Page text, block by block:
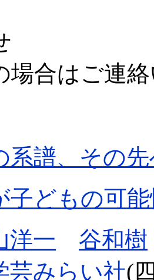
場合はご連
系譜、その
子どもの可
洋一
谷和樹
芸みらい社(